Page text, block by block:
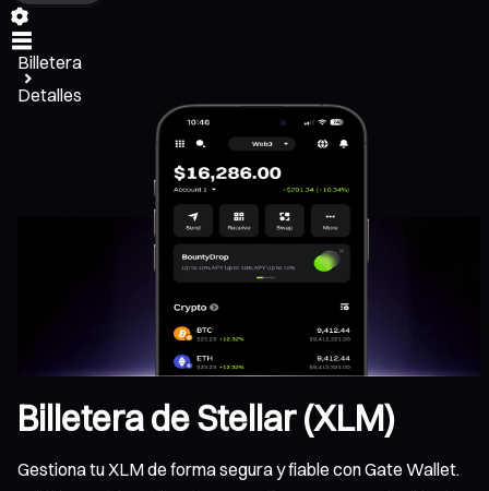
Billetera
Detalles
Billetera de Stellar (XLM)
Gestiona tu XLM de forma segura y fiable con Gate Wallet.